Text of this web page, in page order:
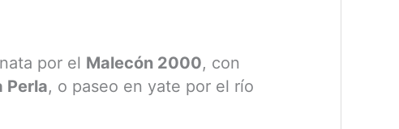
por el Malecón 2000, con
Perla, o paseo en yate por el río